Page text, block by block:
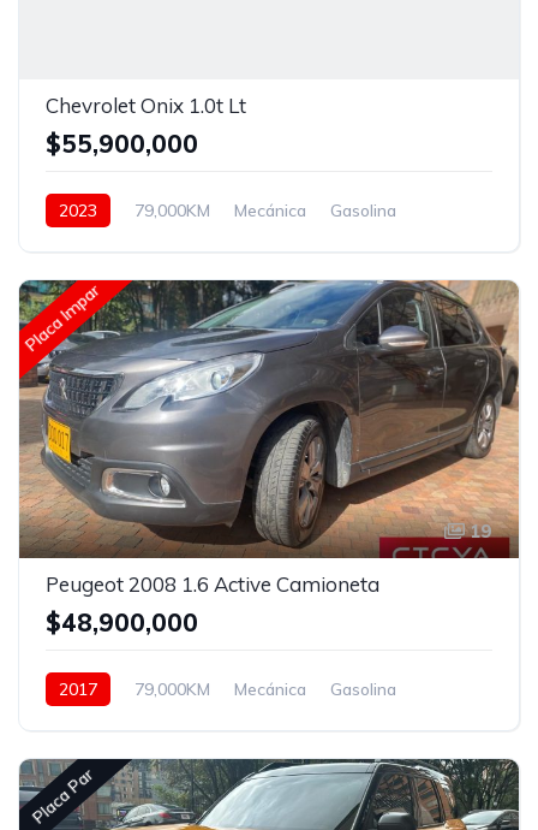
Chevrolet Onix 1.0t Lt
$55,900,000
2023 79,000KM Mecánica
Gasolina
Placa Impar
19
Peugeot 2008 1.6 Active Camioneta
$48,900,000
2017 79,000KM Mecánica
Gasolina
Placa Par